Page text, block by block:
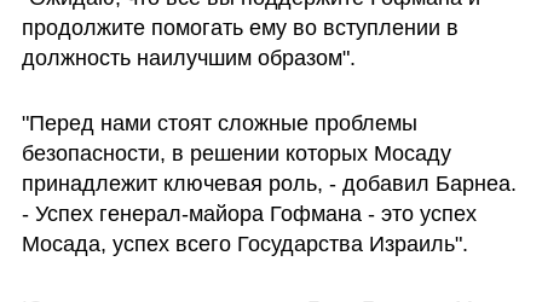
продолжите помогать ему во вступлении в
должность наилучшим образом".
"Перед нами стоят сложные проблемы
безопасности, в решении которых Мосаду
принадлежит ключевая роль, - добавил Барнеа.
- Успех генерал-майора Гофмана - это успех
Мосада, успех всего Государства Израиль".